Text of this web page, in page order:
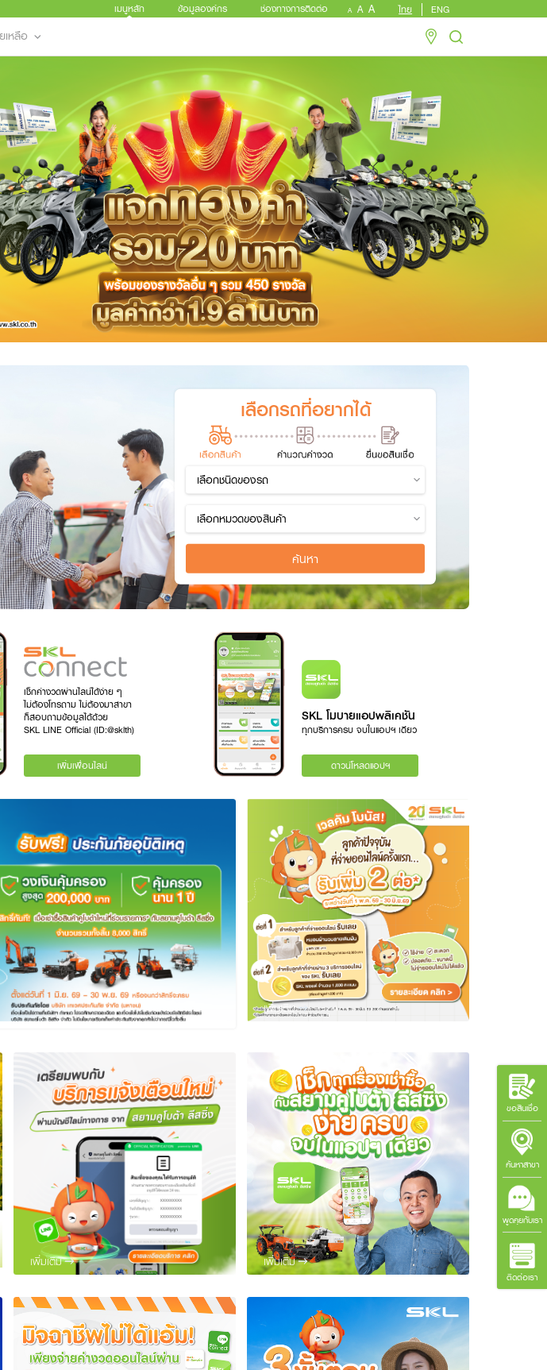
เหลือ
เมนูหลัก ข้อมูลองค์กร ช่องทางการติดต่อ A A A ไทย ENG
เลือกรถที่อยากได้
ค้นหา
เช็กค่างวดผ่านไลน์ได้ง่าย ๆ
ไม่ต้องโทรถาม ไม่ต้องมาสาขา
ก็สอบถามข้อมูลได้ด้วย
SKL LINE Official (ID:@sklth)
เพิ่มเพื่อนไลน์
SKL โมบายแอปพลิเคชัน
ทุกบริการครบ จบในแอปฯ เดียว
ดาวน์โหลดแอปฯ
สยามคูโบต้า ลีสซิ่ง ฉลอง
20 ปี ซื้อใหม่ จ่ายไว สุขล้น
ลุ้นโชคใหญ่
สยามคูโบต้า ลีสซิ่ง ฉลอง 20 ปี ซื้อ
ใหม่ จ่ายไว สุขล้น ลุ้นโชคใหญ่ แจก
ทองคำรวม 20 บาท พร้อมของรางวัล
อื่น ๆ รวม 450 รางวัล มูลค่ากว่า 1.9
ล้านบาท
เพิ่มเติม
เพิ่มเติม เพิ่มเติม
ขอสินเชื่อ
ค้นหาสาขา
พูดคุยกับเรา
ติดต่อเรา